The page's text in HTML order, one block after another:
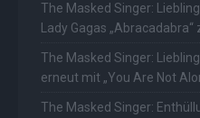
The Masked Singer:
Lady Gagas „Abracadabra“
The Masked Singer:
erneut mit „You Are Not
The Masked Singer: